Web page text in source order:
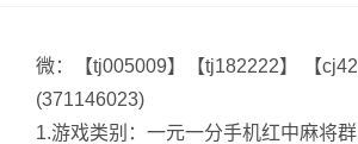
微：【tj005009】【tj182222】 【
(371146023)
1.游戏类别：一元一分手机红中麻将